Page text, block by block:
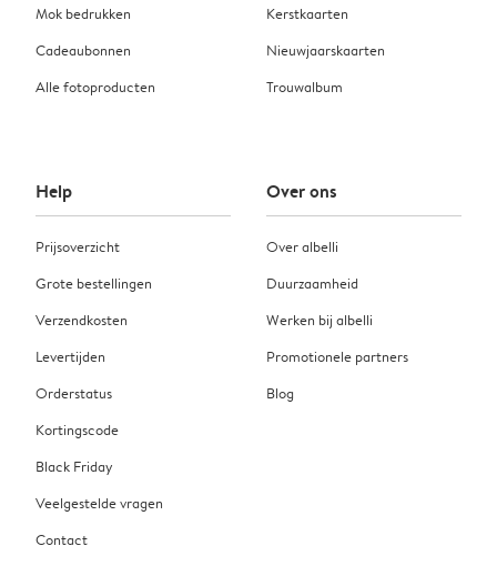
Mok bedrukken
Cadeaubonnen
Alle fotoproducten
Kerstkaarten
Nieuwjaarskaarten
Trouwalbum
Help
Prijsoverzicht
Grote bestellingen
Verzendkosten
Levertijden
Orderstatus
Kortingscode
Black Friday
Veelgestelde vragen
Contact
Over ons
Over albelli
Duurzaamheid
Werken bij albelli
Promotionele partners
Blog